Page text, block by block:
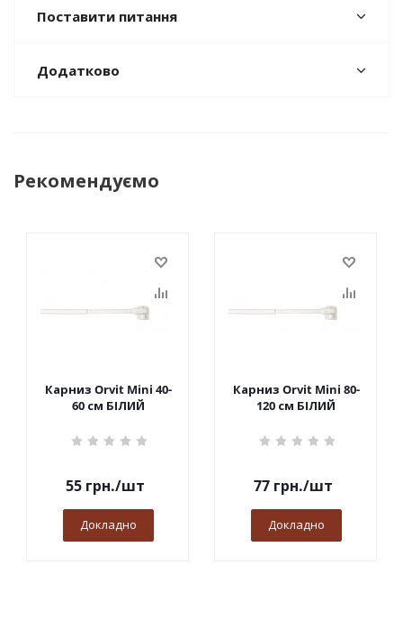
Поставити питання
Додатково
Рекомендуємо
Карниз Orvit Mini 40-
60 см БІЛИЙ
55грн./шт
Докладно
Карниз Orvit Mini 80-
120 см БІЛИЙ
77грн./шт
Докладно